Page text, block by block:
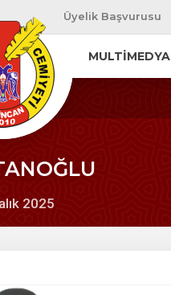
Üyelik Başvurusu
MULTİMEDYA
2025